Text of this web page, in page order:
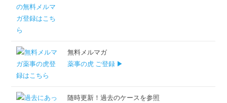
無料メルマガ
薬事の虎 ご登録 ▶
随時更新！過去のケースを参照